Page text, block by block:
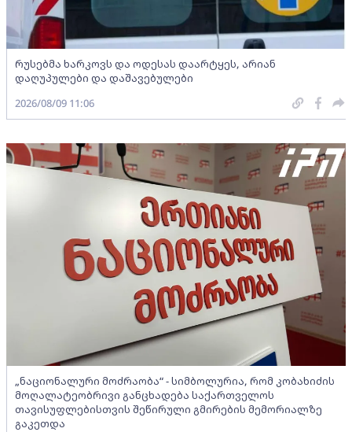
რუსებმა ხარკოვს და ოდესას დაარტყეს, არიან
დაღუპულები და დაშავებულები
2026/08/09 11:06
„ნაციონალური მოძრაობა“ - სიმბოლურია, რომ კობახიძის
მოღალატეობრივი განცხადება საქართველოს
თავისუფლებისთვის შეწირული გმირების მემორიალზე
გაკეთდა